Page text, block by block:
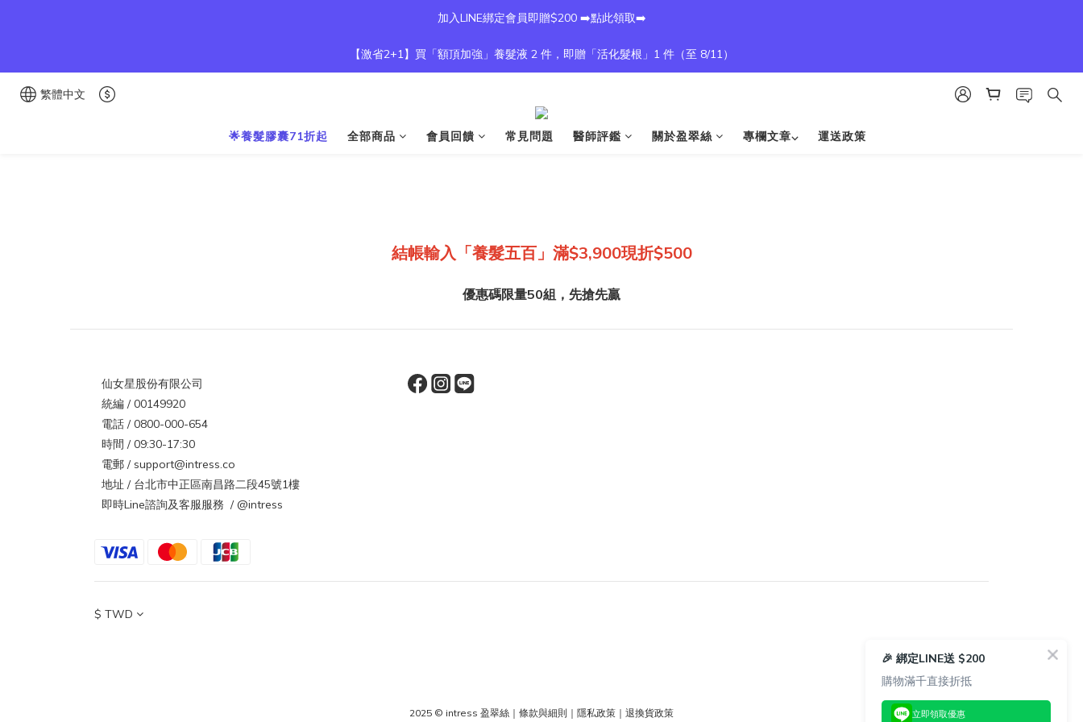
加入LINE綁定會員即贈$200 ➡️點此領取➡️
【激省2+1】買「額頂加強」養髮液 2 件，即贈「活化髮根」1 件（至 8/11）
繁體中文
🌟養髮膠囊71折起 全部商品 會員回饋 常見問題 醫師評鑑 關於盈翠絲 專欄文章⌵ 運送政策
結帳輸入「養髮五百」滿$3,900現折$500
優惠碼限量50組，先搶先贏
仙女星股份有限公司
統編 / 00149920
電話 / 0800-000-654
時間 / 09:30-17:30
電郵 / support@intress.co
地址 / 台北市中正區南昌路二段45號1樓
即時Line諮詢及客服服務 / @intress
$ TWD
2025 © intress 盈翠絲 ｜ 條款與細則 ｜ 隱私政策 ｜ 退換貨政策
🎉 綁定LINE送 $200
購物滿千直接折抵
立即領取優惠